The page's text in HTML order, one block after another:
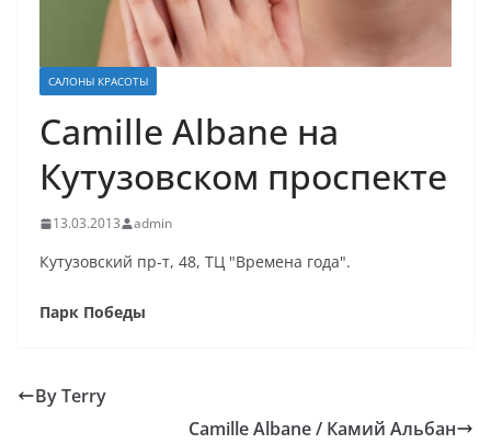
САЛОНЫ КРАСОТЫ
Camille Albane на
Кутузовском проспекте
13.03.2013 admin
Кутузовский пр-т, 48, ТЦ "Времена года".
Парк Победы
By Terry
Camille Albane / Камий Альбан